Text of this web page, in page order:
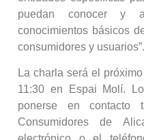
puedan conocer y
conocimientos básicos
consumidores y usuarios”.
La charla será el
11:30 en Espai Molí.
ponerse en
Consumidores de